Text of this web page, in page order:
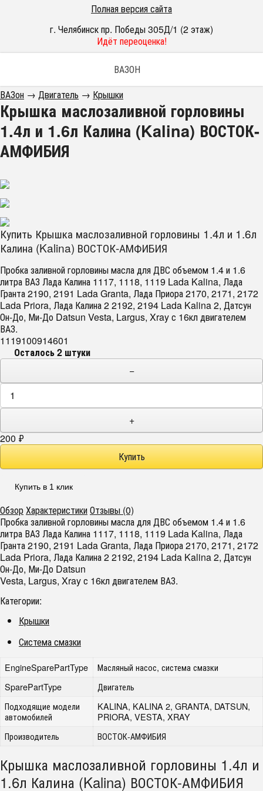
Полная версия сайта
г. Челябинск пр. Победы 305Д/1 (2 этаж)
Идёт переоценка!
ВАЗОН
ВАЗон → Двигатель → Крышки
Крышка маслозаливной горловины
1.4л и 1.6л Калина (Kalina) ВОСТОК-
АМФИБИЯ
Купить Крышка маслозаливной горловины 1.4л и 1.6л
Калина (Kalina) ВОСТОК-АМФИБИЯ
Пробка заливной горловины масла для ДВС объемом 1.4 и 1.6
литра ВАЗ Лада Калина 1117, 1118, 1119 Lada Kalina, Лада
Гранта 2190, 2191 Lada Granta, Лада Приора 2170, 2171, 2172
Lada Priora, Лада Калина 2 2192, 2194 Lada Kalina 2, Датсун
Он-До, Ми-До Datsun Vesta, Largus, Xray с 16кл двигателем
ВАЗ.
1119100914601
Осталось 2 штуки
−
+
200 ₽
Купить в 1 клик
ОбзорХарактеристикиОтзывы (0)
Пробка заливной горловины масла для ДВС объемом 1.4 и 1.6
литра ВАЗ Лада Калина 1117, 1118, 1119 Lada Kalina, Лада
Гранта 2190, 2191 Lada Granta, Лада Приора 2170, 2171, 2172
Lada Priora, Лада Калина 2 2192, 2194 Lada Kalina 2, Датсун
Он-До, Ми-До Datsun
Vesta, Largus, Xray с 16кл двигателем ВАЗ.
Категории:
Крышки
Система смазки
EngineSparePartType
Масляный насос, система смазки
SparePartType
Двигатель
Подходящие модели
автомобилей
KALINA, KALINA 2, GRANTA, DATSUN,
PRIORA, VESTA, XRAY
Производитель
ВОСТОК-АМФИБИЯ
Крышка маслозаливной горловины 1.4л и
1.6л Калина (Kalina) ВОСТОК-АМФИБИЯ